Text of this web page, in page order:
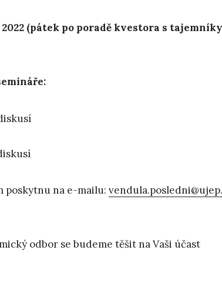
(pátek po poradě kvestora s
poskytnu na e-mailu:
odbor se budeme těšit na Vaši účast